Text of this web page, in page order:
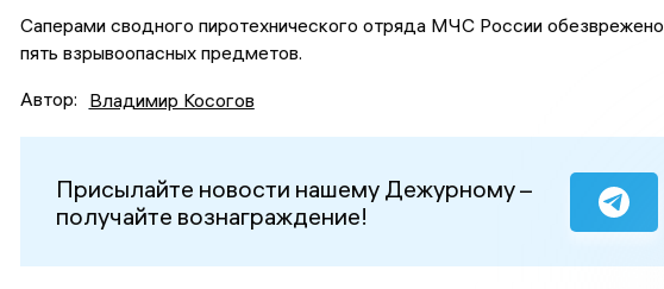
Саперами сводного пиротехнического отряда МЧС России обезврежено
пять взрывоопасных предметов.
Автор: Владимир Косогов
Присылайте новости нашему Дежурному –
получайте вознаграждение!